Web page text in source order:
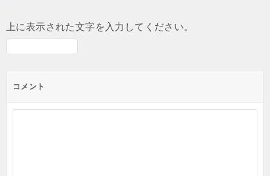
上に表示された文字を入力してください。
コメント